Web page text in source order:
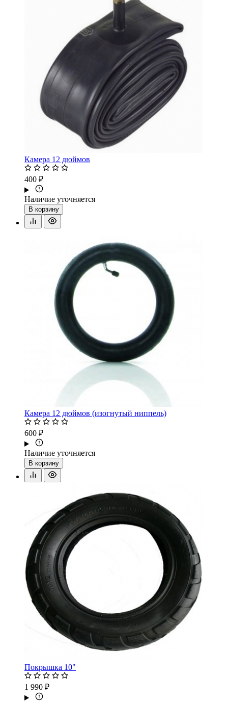
Камера 12 дюймов
400 ₽
Наличие уточняется
В корзину
Камера 12 дюймов (изогнутый ниппель)
600 ₽
Наличие уточняется
В корзину
Покрышка 10"
1 990 ₽